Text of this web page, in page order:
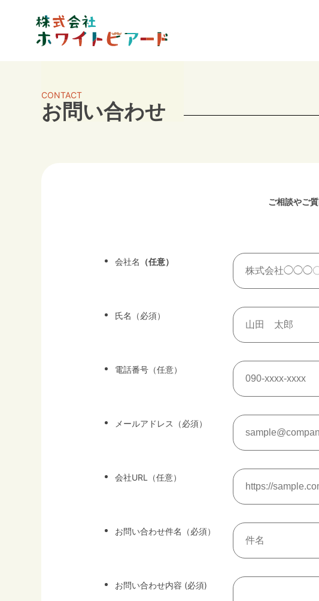
CONTACT
お問い合わせ
ご相談やご
会社名 （任意）
氏名（必須）
電話番号（任意）
メールアドレス（必須）
会社URL（任意）
お問い合わせ件名（必須）
お問い合わせ内容 (必須)